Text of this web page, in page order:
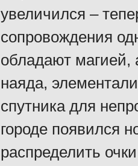
увеличился –
сопровождения
обладают
наяда,
спутника для
городе появился
распределить